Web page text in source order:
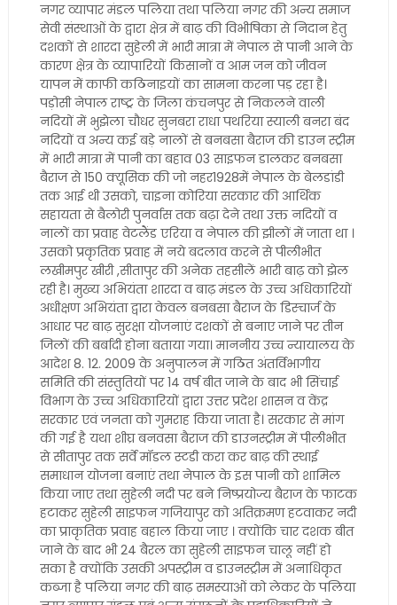
नगर व्यापार मंडल पलिया तथा पलिया नगर की अन्य समाज
सेवी संस्थाओं के द्वारा क्षेत्र में बाढ़ की विभीषिका से निदान हेतु
दशकों से शारदा सुहेली में भारी मात्रा में नेपाल से पानी आने के
कारण क्षेत्र के व्यापारियों किसानों व आम जन को जीवन
यापन में काफी कठिनाइयों का सामना करना पड़ रहा है।
पड़ोसी नेपाल राष्ट्र के जिला कंचनपुर से निकलने वाली
नदियों में भुझेला चौधर सुनबरा राधा पथरिया स्याली बनरा बंद
नदियों व अन्य कई बड़े नालों से बनबसा बैराज की डाउन स्ट्रीम
में भारी मात्रा में पानी का बहाव 03 साइफन डालकर बनबसा
बैराज से 150 क्यूसिक की जो नहर1928में नेपाल के बेलडांडी
तक आई थी उसको, चाइना कोरिया सरकार की आर्थिक
सहायता से बैलोरी पुनर्वास तक बढ़ा देने तथा उक्त नदियों व
नालों का प्रवाह वेटलैंड एरिया व नेपाल की झीलों में जाता था ।
उसको प्रकृतिक प्रवाह में नये बदलाव करने से पीलीभीत
लखीमपुर खीरी ,सीतापुर की अनेक तहसीलें भारी बाढ़ को झेल
रही है। मुख्य अभियंता शारदा व बाढ़ मंडल के उच्च अधिकारियों
अधीक्षण अभियंता द्वारा केवल बनबसा बैराज के डिस्चार्ज के
आधार पर बाढ़ सुरक्षा योजनाएं दशकों से बनाए जाने पर तीन
जिलों की बर्बादी होना बताया गया। माननीय उच्च न्यायालय के
आदेश 8. 12. 2009 के अनुपालन में गठित अंतर्विभागीय
समिति की संस्तुतियों पर 14 वर्ष बीत जाने के बाद भी सिंचाई
विभाग के उच्च अधिकारियों द्वारा उत्तर प्रदेश शासन व केंद्र
सरकार एवं जनता को गुमराह किया जाता है। सरकार से मांग
की गई है यथा शीघ्र बनवसा बैराज की डाउनस्ट्रीम में पीलीभीत
से सीतापुर तक सर्वे मॉडल स्टडी करा कर बाढ़ की स्थाई
समाधान योजना बनाएं तथा नेपाल के इस पानी को शामिल
किया जाए तथा सुहेली नदी पर बने निष्प्रयोज्य बैराज के फाटक
हटाकर सुहेली साइफन गजियापुर को अतिक्रमण हटवाकर नदी
का प्राकृतिक प्रवाह बहाल किया जाए । क्योंकि चार दशक बीत
जाने के बाद भी 24 बैरल का सुहेली साइफन चालू नहीं हो
सका है क्योंकि उसकी अपस्ट्रीम व डाउनस्ट्रीम में अनाधिकृत
कब्जा है पलिया नगर की बाढ़ समस्याओं को लेकर के पलिया